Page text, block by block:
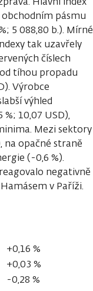
obchodním pásmu
5 088,80 b.). Mírné
tak uzavřely
číslech
tíhou propadu
Výrobce
výhled
10,07 USD),
Mezi sektory
na opačné straně
(-0,6 %).
negativně
v Paříži.
+0,16 %
+0,03 %
-0,28 %